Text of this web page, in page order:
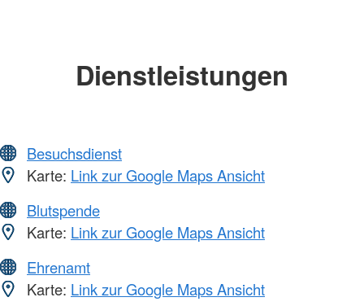
Dienstleistungen
Besuchsdienst
Karte: Link zur Google Maps Ansicht
Blutspende
Karte: Link zur Google Maps Ansicht
Ehrenamt
Karte: Link zur Google Maps Ansicht